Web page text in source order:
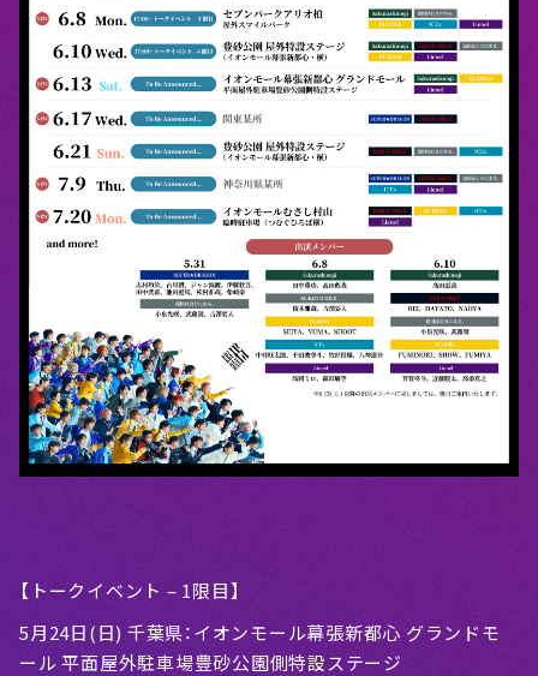
【トークイベント – 1限目】
5月24日(日) 千葉県：イオンモール幕張新都心 グランドモ
ール 平面屋外駐車場豊砂公園側特設ステージ